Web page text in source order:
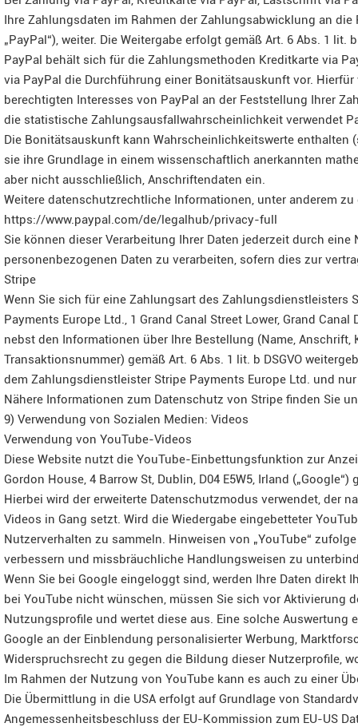
Ihre Zahlungsdaten im Rahmen der Zahlungsabwicklung an die
„PayPal“), weiter. Die Weitergabe erfolgt gemäß Art. 6 Abs. 1
PayPal behält sich für die Zahlungsmethoden Kreditkarte via
via PayPal die Durchführung einer Bonitätsauskunft vor.
berechtigten Interesses von PayPal an der Feststellung Ihrer
die statistische Zahlungsausfallwahrscheinlichkeit verwendet
Die Bonitätsauskunft kann Wahrscheinlichkeitswerte enthalten
sie ihre Grundlage in einem wissenschaftlich anerkannten
aber nicht ausschließlich, Anschriftendaten ein.
Weitere datenschutzrechtliche Informationen, unter anderem
https://www.paypal.com/de/legalhub/privacy-full
Sie können dieser Verarbeitung Ihrer Daten jederzeit durch
personenbezogenen Daten zu verarbeiten, sofern dies zur
Stripe
Wenn Sie sich für eine Zahlungsart des
Payments Europe Ltd., 1 Grand Canal Street Lower, Grand
nebst den Informationen über Ihre Bestellung (Name,
Transaktionsnummer) gemäß Art. 6 Abs. 1 lit. b DSGVO
dem Zahlungsdienstleister Stripe Payments Europe Ltd. und
Nähere Informationen zum Datenschutz von Stripe finden Sie
9) Verwendung von Sozialen Medien: Videos
Verwendung von YouTube-Videos
Diese Website nutzt die YouTube-Einbettungsfunktion zur
Gordon House, 4 Barrow St, Dublin, D04 E5W5, Irland („Google“)
Hierbei wird der erweiterte Datenschutzmodus verwendet, der
Videos in Gang setzt. Wird die Wiedergabe eingebetteter
Nutzerverhalten zu sammeln. Hinweisen von „YouTube“
verbessern und missbräuchliche Handlungsweisen zu
Wenn Sie bei Google eingeloggt sind, werden Ihre Daten
bei YouTube nicht wünschen, müssen Sie sich vor
Nutzungsprofile und wertet diese aus. Eine solche Auswertung
Google an der Einblendung personalisierter Werbung,
Widerspruchsrecht zu gegen die Bildung dieser Nutzerprofile,
Im Rahmen der Nutzung von YouTube kann es auch zu einer
Die Übermittlung in die USA erfolgt auf Grundlage von
Angemessenheitsbeschluss der EU-Kommission zum EU-US